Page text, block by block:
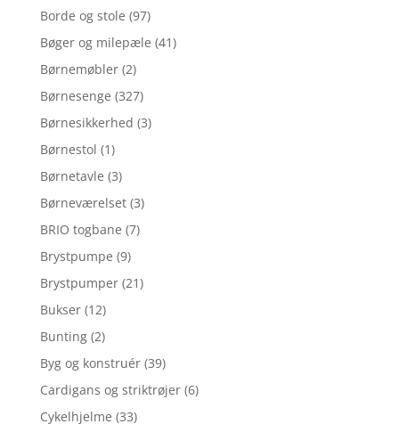
Borde og stole (97)
Bøger og milepæle (41)
Børnemøbler (2)
Børnesenge (327)
Børnesikkerhed (3)
Børnestol (1)
Børnetavle (3)
Børneværelset (3)
BRIO togbane (7)
Brystpumpe (9)
Brystpumper (21)
Bukser (12)
Bunting (2)
Byg og konstruér (39)
Cardigans og striktrøjer (6)
Cykelhjelme (33)